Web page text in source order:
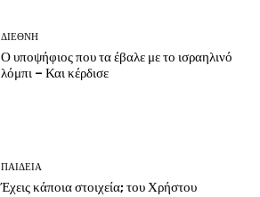
ΔΙΕΘΝΗ
Ο υποψήφιος που τα έβαλε με το ισραηλινό
λόμπι – Και κέρδισε
ΠΑΙΔΕΙΑ
Έχεις κάποια στοιχεία; του Χρήστου